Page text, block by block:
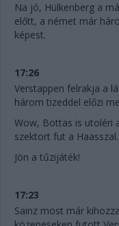
Na jó, Hülkenberg a
előtt, a német már
képest.
17:26
Verstappen felrakja a
három tizeddel előzi
Wow, Bottas is utoléri
szektort fut a
Jön a tűzijáték!
17:23
Sainz most már